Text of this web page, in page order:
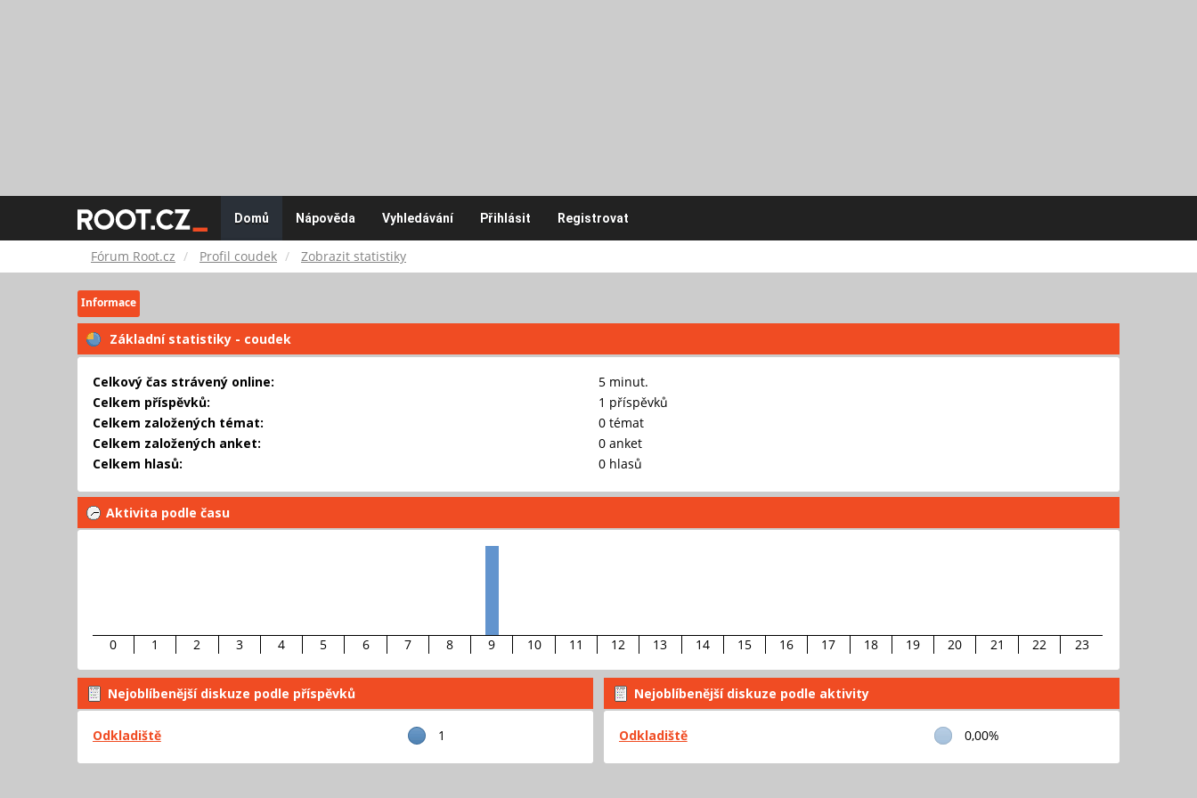
Fórum
Root.cz
Domů Nápověda Vyhledávání Přihlásit Registrovat
Fórum Root.cz Profil coudek Zobrazit statistiky
Informace
Základní statistiky - coudek
Celkový čas strávený online:
5 minut.
Celkem příspěvků:
1 příspěvků
Celkem založených témat:
0 témat
Celkem založených anket:
0 anket
Celkem hlasů:
0 hlasů
Aktivita podle času
0 1 2 3 4 5 6 7 8 9 10 11 12 13 14 15 16 17 18 19 20 21 22 23
Nejoblíbenější diskuze podle příspěvků
Odkladiště 1
Nejoblíbenější diskuze podle aktivity
Odkladiště 0,00%